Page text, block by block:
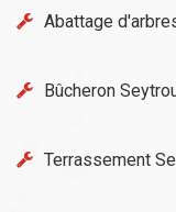
Abattage
Bûcheron
Terrassement